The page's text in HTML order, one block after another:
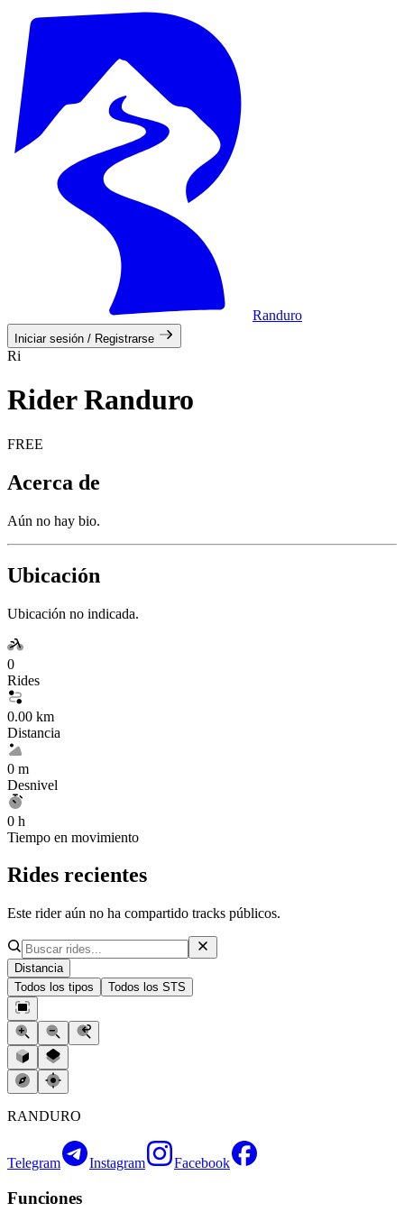
Randuro
Iniciar sesión / Registrarse
Ri
Rider Randuro
FREE
Acerca de
Aún no hay bio.
Ubicación
Ubicación no indicada.
0
Rides
0.00 km
Distancia
0 m
Desnivel
0 h
Tiempo en movimiento
Rides recientes
Este rider aún no ha compartido tracks públicos.
Distancia
Todos los tipos
Todos los STS
RANDURO
Telegram Instagram Facebook
Funciones